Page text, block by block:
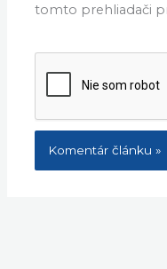
tomto prehliadači